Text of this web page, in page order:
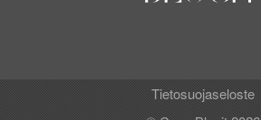
Tietosuojaseloste